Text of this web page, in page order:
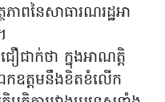
ាពនៃសាធារណរដ្ឋអា
ឿជាក់ថា ក្នុងអាណត្តិ
កឧត្តមនឹងខិតខំលើក